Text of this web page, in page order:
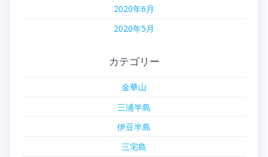
2020年6月
2020年5月
カテゴリー
金華山
三浦半島
伊豆半島
三宅島